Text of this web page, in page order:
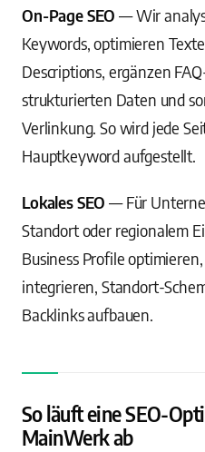
On-Page SEO — Wir
Keywords, optimieren
Descriptions, ergänzen
strukturierten Daten und
Verlinkung. So wird jede
Hauptkeyword aufgestellt.
Lokales SEO — Für
Standort oder regionalem
Business Profile
integrieren, Standort-
Backlinks aufbauen.
So läuft eine SEO-
MainWerk ab